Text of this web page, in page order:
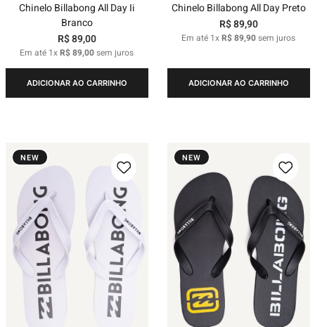
Chinelo Billabong All Day Ii
Branco
R$89,00
Em até 1xR$89,00sem juros
ADICIONAR AO CARRINHO
Chinelo Billabong All Day Preto
R$89,90
Em até 1xR$89,90sem juros
ADICIONAR AO CARRINHO
NEW NEW